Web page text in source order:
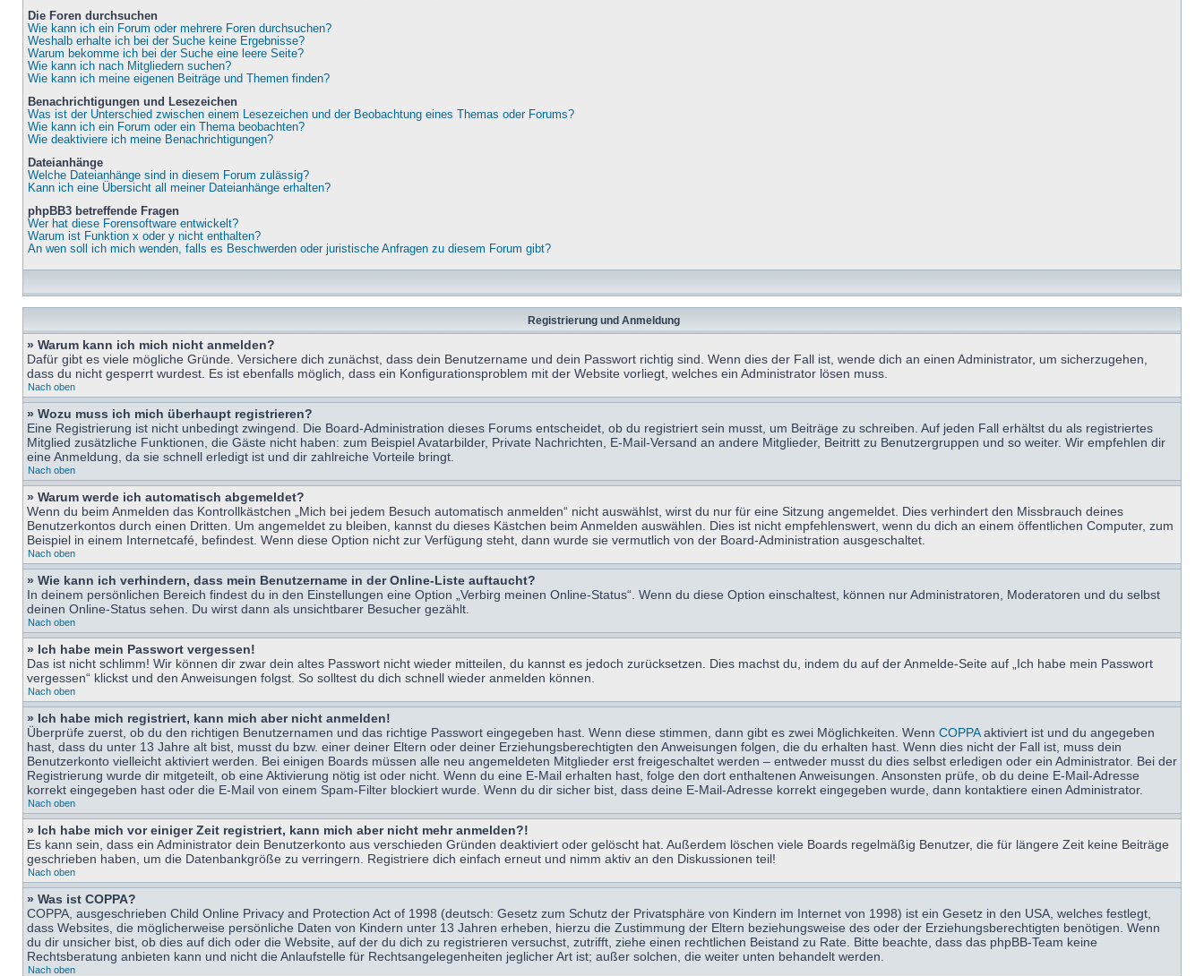
Die Foren durchsuchen
Wie kann ich ein Forum oder mehrere Foren durchsuchen?
Weshalb erhalte ich bei der Suche keine Ergebnisse?
Warum bekomme ich bei der Suche eine leere Seite?
Wie kann ich nach Mitgliedern suchen?
Wie kann ich meine eigenen Beiträge und Themen finden?
Benachrichtigungen und Lesezeichen
Was ist der Unterschied zwischen einem Lesezeichen und der Beobachtung eines Themas oder Forums?
Wie kann ich ein Forum oder ein Thema beobachten?
Wie deaktiviere ich meine Benachrichtigungen?
Dateianhänge
Welche Dateianhänge sind in diesem Forum zulässig?
Kann ich eine Übersicht all meiner Dateianhänge erhalten?
phpBB3 betreffende Fragen
Wer hat diese Forensoftware entwickelt?
Warum ist Funktion x oder y nicht enthalten?
An wen soll ich mich wenden, falls es Beschwerden oder juristische Anfragen zu diesem Forum gibt?
Registrierung und Anmeldung
» Warum kann ich mich nicht anmelden?
Dafür gibt es viele mögliche Gründe. Versichere dich zunächst, dass dein Benutzername und dein Passwort richtig sind. Wenn dies der Fall ist, wende dich an einen Administrator, um sicherzugehen,
dass du nicht gesperrt wurdest. Es ist ebenfalls möglich, dass ein Konfigurationsproblem mit der Website vorliegt, welches ein Administrator lösen muss.
Nach oben
» Wozu muss ich mich überhaupt registrieren?
Eine Registrierung ist nicht unbedingt zwingend. Die Board-Administration dieses Forums entscheidet, ob du registriert sein musst, um Beiträge zu schreiben. Auf jeden Fall erhältst du als registriertes
Mitglied zusätzliche Funktionen, die Gäste nicht haben: zum Beispiel Avatarbilder, Private Nachrichten, E-Mail-Versand an andere Mitglieder, Beitritt zu Benutzergruppen und so weiter. Wir empfehlen dir
eine Anmeldung, da sie schnell erledigt ist und dir zahlreiche Vorteile bringt.
Nach oben
» Warum werde ich automatisch abgemeldet?
Wenn du beim Anmelden das Kontrollkästchen „Mich bei jedem Besuch automatisch anmelden“ nicht auswählst, wirst du nur für eine Sitzung angemeldet. Dies verhindert den Missbrauch deines
Benutzerkontos durch einen Dritten. Um angemeldet zu bleiben, kannst du dieses Kästchen beim Anmelden auswählen. Dies ist nicht empfehlenswert, wenn du dich an einem öffentlichen Computer, zum
Beispiel in einem Internetcafé, befindest. Wenn diese Option nicht zur Verfügung steht, dann wurde sie vermutlich von der Board-Administration ausgeschaltet.
Nach oben
» Wie kann ich verhindern, dass mein Benutzername in der Online-Liste auftaucht?
In deinem persönlichen Bereich findest du in den Einstellungen eine Option „Verbirg meinen Online-Status“. Wenn du diese Option einschaltest, können nur Administratoren, Moderatoren und du selbst
deinen Online-Status sehen. Du wirst dann als unsichtbarer Besucher gezählt.
Nach oben
» Ich habe mein Passwort vergessen!
Das ist nicht schlimm! Wir können dir zwar dein altes Passwort nicht wieder mitteilen, du kannst es jedoch zurücksetzen. Dies machst du, indem du auf der Anmelde-Seite auf „Ich habe mein Passwort
vergessen“ klickst und den Anweisungen folgst. So solltest du dich schnell wieder anmelden können.
Nach oben
» Ich habe mich registriert, kann mich aber nicht anmelden!
Überprüfe zuerst, ob du den richtigen Benutzernamen und das richtige Passwort eingegeben hast. Wenn diese stimmen, dann gibt es zwei Möglichkeiten. Wenn COPPAaktiviert ist und du angegeben
hast, dass du unter 13 Jahre alt bist, musst du bzw. einer deiner Eltern oder deiner Erziehungsberechtigten den Anweisungen folgen, die du erhalten hast. Wenn dies nicht der Fall ist, muss dein
Benutzerkonto vielleicht aktiviert werden. Bei einigen Boards müssen alle neu angemeldeten Mitglieder erst freigeschaltet werden – entweder musst du dies selbst erledigen oder ein Administrator. Bei der
Registrierung wurde dir mitgeteilt, ob eine Aktivierung nötig ist oder nicht. Wenn du eine E-Mail erhalten hast, folge den dort enthaltenen Anweisungen. Ansonsten prüfe, ob du deine E-Mail-Adresse
korrekt eingegeben hast oder die E-Mail von einem Spam-Filter blockiert wurde. Wenn du dir sicher bist, dass deine E-Mail-Adresse korrekt eingegeben wurde, dann kontaktiere einen Administrator.
Nach oben
» Ich habe mich vor einiger Zeit registriert, kann mich aber nicht mehr anmelden?!
Es kann sein, dass ein Administrator dein Benutzerkonto aus verschieden Gründen deaktiviert oder gelöscht hat. Außerdem löschen viele Boards regelmäßig Benutzer, die für längere Zeit keine Beiträge
geschrieben haben, um die Datenbankgröße zu verringern. Registriere dich einfach erneut und nimm aktiv an den Diskussionen teil!
Nach oben
» Was ist COPPA?
COPPA, ausgeschrieben Child Online Privacy and Protection Act of 1998 (deutsch: Gesetz zum Schutz der Privatsphäre von Kindern im Internet von 1998) ist ein Gesetz in den USA, welches festlegt,
dass Websites, die möglicherweise persönliche Daten von Kindern unter 13 Jahren erheben, hierzu die Zustimmung der Eltern beziehungsweise des oder der Erziehungsberechtigten benötigen. Wenn
du dir unsicher bist, ob dies auf dich oder die Website, auf der du dich zu registrieren versuchst, zutrifft, ziehe einen rechtlichen Beistand zu Rate. Bitte beachte, dass das phpBB-Team keine
Rechtsberatung anbieten kann und nicht die Anlaufstelle für Rechtsangelegenheiten jeglicher Art ist; außer solchen, die weiter unten behandelt werden.
Nach oben